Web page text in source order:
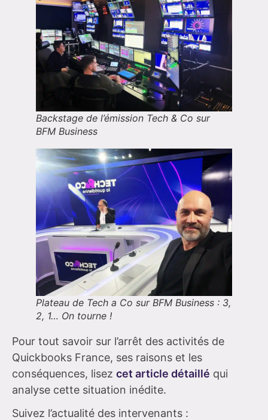
Backstage de l’émission Tech & Co sur
BFM Business
Plateau de Tech a Co sur BFM Business : 3,
2, 1… On tourne !
Pour tout savoir sur l’arrêt des activités de
Quickbooks France, ses raisons et les
conséquences, lisez cet article détaillé qui
analyse cette situation inédite.
Suivez l’actualité des intervenants :